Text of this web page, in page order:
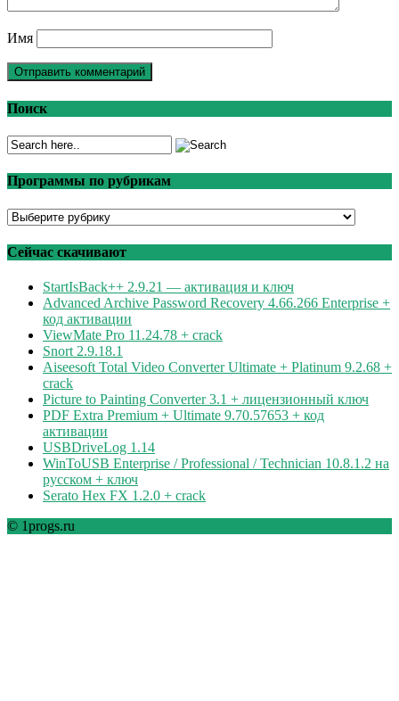
Имя
Поиск
Программы по рубрикам
Программы
рубрикам
Сейчас скачивают
StartIsBack++ 2.9.21 — активация и ключ
Advanced Archive Password Recovery 4.66.266 Enterprise +
код активации
ViewMate Pro 11.24.78 + crack
Snort 2.9.18.1
Aiseesoft Total Video Converter Ultimate + Platinum 9.2.68 +
crack
Picture to Painting Converter 3.1 + лицензионный ключ
PDF Extra Premium + Ultimate 9.70.57653 + код
активации
USBDriveLog 1.14
WinToUSB Enterprise / Professional / Technician 10.8.1.2 на
русском + ключ
Serato Hex FX 1.2.0 + crack
© 1progs.ru